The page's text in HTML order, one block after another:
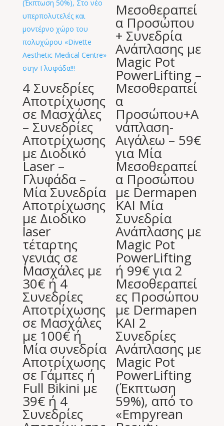
4 Συνεδρίες
Αποτρίχωσης
σε Μασχάλες
– Συνεδρίες
Αποτρίχωσης
με Διοδικό
Laser –
Γλυφάδα –
Μία Συνεδρία
Αποτρίχωσης
με Διοδικο
laser
τέταρτης
γενιάς σε
Μασχάλες με
30€ ή 4
Συνεδρίες
Αποτρίχωσης
σε Μασχάλες
με 100€ ή
Μία συνεδρία
Αποτρίχωσης
σε Γάμπες ή
Full Bikini με
39€ ή 4
Συνεδρίες
Μεσοθεραπεί
α Προσώπου
+ Συνεδρία
Ανάπλασης με
Magic Pot
PowerLifting –
Μεσοθεραπεί
α
Προσώπου+Α
νάπλαση-
Αιγάλεω – 59€
για Μία
Μεσοθεραπεί
α Προσώπου
με Dermapen
ΚΑΙ Μία
Συνεδρία
Ανάπλασης με
Magic Pot
PowerLifting
ή 99€ για 2
Μεσοθεραπεί
ες Προσώπου
με Dermapen
ΚΑΙ 2
Συνεδρίες
Ανάπλασης με
Magic Pot
PowerLifting
(Έκπτωση
59%), από το
«Empyrean